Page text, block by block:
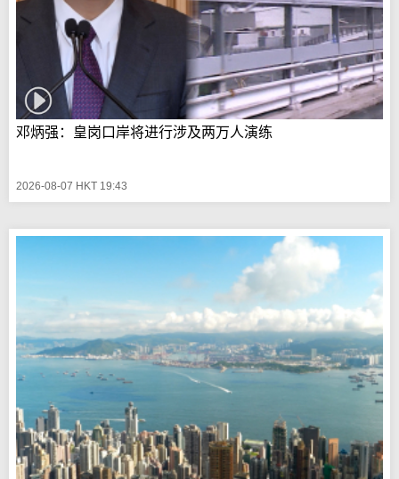
邓炳强：皇岗口岸将进行涉及两万人演练
2026-08-07 HKT 19:43